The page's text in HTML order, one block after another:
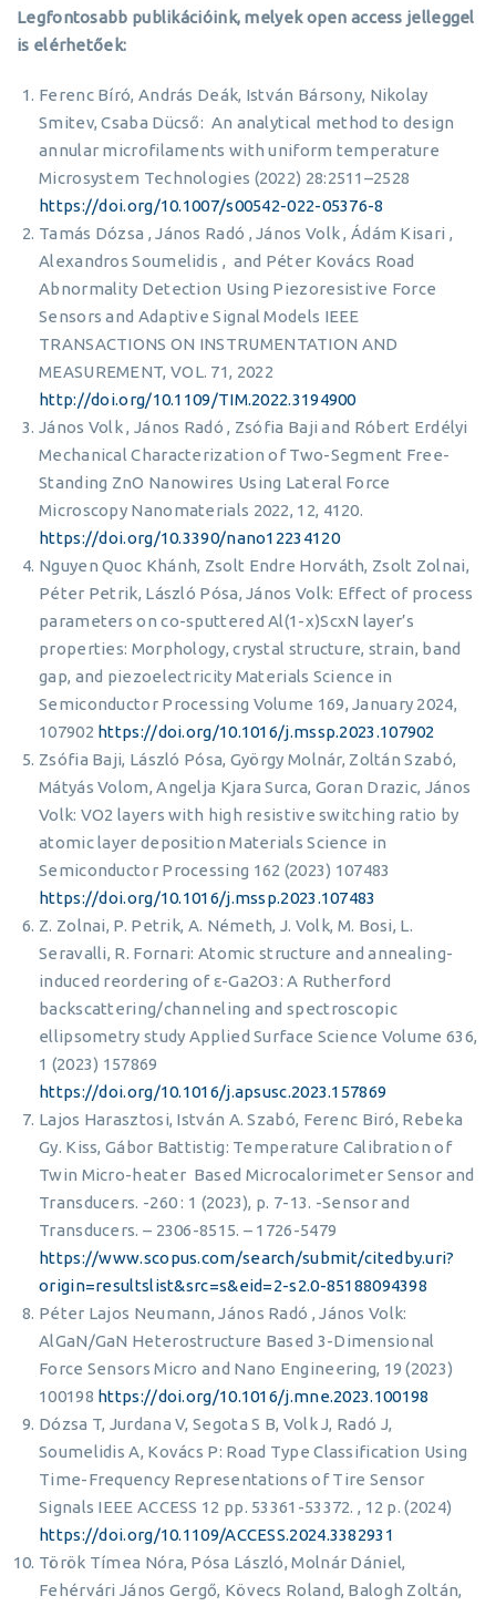
Legfontosabb publikációink, melyek open access jelleggel
is elérhetőek:
Ferenc Bíró, András Deák, István Bársony, Nikolay
Smitev, Csaba Dücső: An analytical method to design
annular microfilaments with uniform temperature
Microsystem Technologies (2022) 28:2511–2528
https://doi.org/10.1007/s00542-022-05376-8
Tamás Dózsa , János Radó , János Volk , Ádám Kisari ,
Alexandros Soumelidis , and Péter Kovács Road
Abnormality Detection Using Piezoresistive Force
Sensors and Adaptive Signal Models IEEE
TRANSACTIONS ON INSTRUMENTATION AND
MEASUREMENT, VOL. 71, 2022
http://doi.org/10.1109/TIM.2022.3194900
János Volk , János Radó , Zsófia Baji and Róbert Erdélyi
Mechanical Characterization of Two-Segment Free-
Standing ZnO Nanowires Using Lateral Force
Microscopy Nanomaterials 2022, 12, 4120.
https://doi.org/10.3390/nano12234120
Nguyen Quoc Khánh, Zsolt Endre Horváth, Zsolt Zolnai,
Péter Petrik, László Pósa, János Volk: Effect of process
parameters on co-sputtered Al(1-x)ScxN layer’s
properties: Morphology, crystal structure, strain, band
gap, and piezoelectricity Materials Science in
Semiconductor Processing Volume 169, January 2024,
107902 https://doi.org/10.1016/j.mssp.2023.107902
Zsófia Baji, László Pósa, György Molnár, Zoltán Szabó,
Mátyás Volom, Angelja Kjara Surca, Goran Drazic, János
Volk: VO2 layers with high resistive switching ratio by
atomic layer deposition Materials Science in
Semiconductor Processing 162 (2023) 107483
https://doi.org/10.1016/j.mssp.2023.107483
Z. Zolnai, P. Petrik, A. Németh, J. Volk, M. Bosi, L.
Seravalli, R. Fornari: Atomic structure and annealing-
induced reordering of ε-Ga2O3: A Rutherford
backscattering/channeling and spectroscopic
ellipsometry study Applied Surface Science Volume 636,
1 (2023) 157869
https://doi.org/10.1016/j.apsusc.2023.157869
Lajos Harasztosi, István A. Szabó, Ferenc Biró, Rebeka
Gy. Kiss, Gábor Battistig: Temperature Calibration of
Twin Micro-heater Based Microcalorimeter Sensor and
Transducers. -260 : 1 (2023), p. 7-13. -Sensor and
Transducers. – 2306-8515. – 1726-5479
https://www.scopus.com/search/submit/citedby.uri?
origin=resultslist&src=s&eid=2-s2.0-85188094398
Péter Lajos Neumann, János Radó , János Volk:
AlGaN/GaN Heterostructure Based 3-Dimensional
Force Sensors Micro and Nano Engineering, 19 (2023)
100198 https://doi.org/10.1016/j.mne.2023.100198
Dózsa T, Jurdana V, Segota S B, Volk J, Radó J,
Soumelidis A, Kovács P: Road Type Classification Using
Time-Frequency Representations of Tire Sensor
Signals IEEE ACCESS 12 pp. 53361-53372. , 12 p. (2024)
https://doi.org/10.1109/ACCESS.2024.3382931
Török Tímea Nóra, Pósa László, Molnár Dániel,
Fehérvári János Gergő, Kövecs Roland, Balogh Zoltán,